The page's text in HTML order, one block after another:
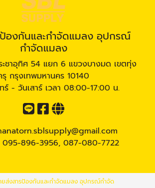
ป้องกันและกำจัดแมลง อุปกรณ์
กำจัดแมลง
ะชาอุทิศ 54 แยก 6 แขวงบางมด เขตทุ่ง
รุ กรุงเทพมหานคร 10140
ร์ - วันเสาร์ เวลา 08:00-17:00 น.
095-896-3956, 087-080-7722
ยส่งสารป้องกันและกำจัดแมลง อุปกรณ์กำจัด